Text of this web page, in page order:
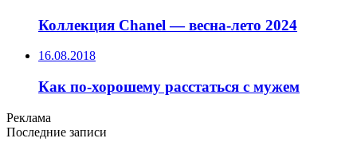
Коллекция Chanel — весна-лето 2024
16.08.2018
Как по-хорошему расстаться с мужем
Реклама
Последние записи